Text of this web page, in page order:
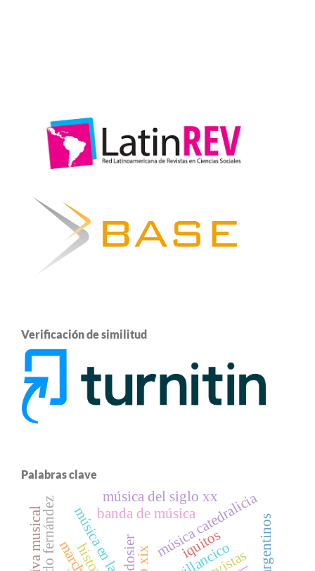
Verificación de similitud
Palabras clave
villancico
música catedralicia
banda de música
música del siglo xx
dosier iquitos